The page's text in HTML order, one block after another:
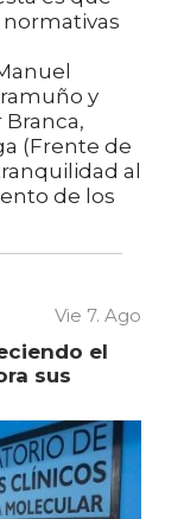
y
Branca,
(Frente de
al
de los
Vie 7. Ago
el
sus